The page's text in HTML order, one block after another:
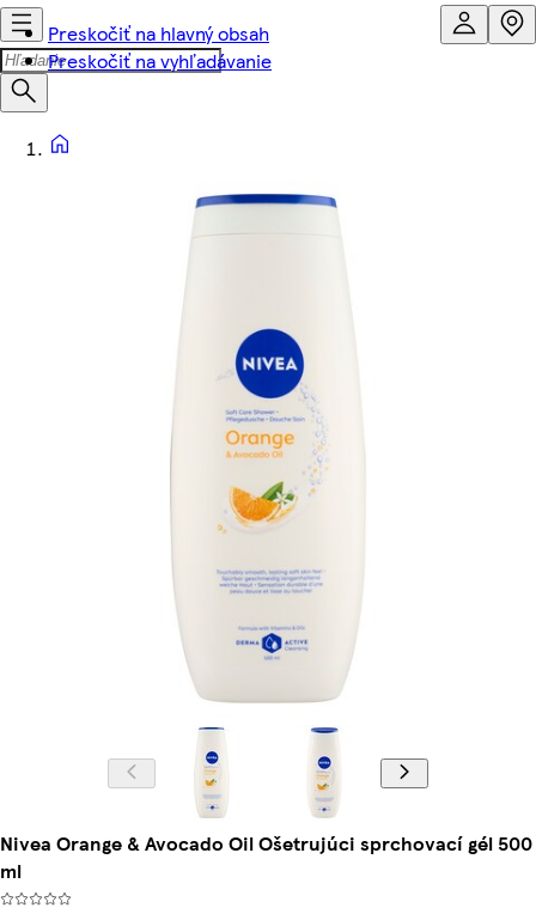
Preskočiť na hlavný obsah
Preskočiť na vyhľadávanie
Nivea Orange & Avocado Oil Ošetrujúci sprchovací gél 500
ml